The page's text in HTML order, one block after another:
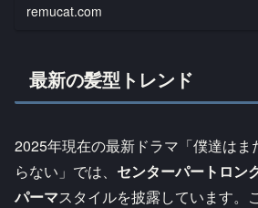
remucat.com
最新の髪型トレンド
2025年現在の最新ドラマ「僕達はま
らない」では、 センターパートロン
パーマスタイルを披露しています。